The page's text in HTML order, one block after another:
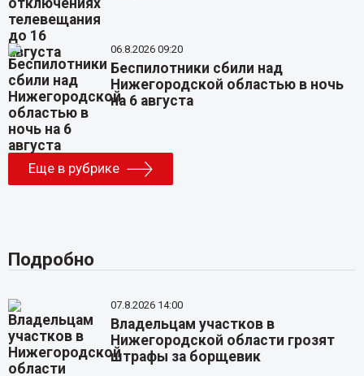
06.8.2026 09:20
Беспилотники сбили над
Нижегородской областью в ночь
на 6 августа
Еще в рубрике
Подробно
07.8.2026 14:00
Владельцам участков в
Нижегородской области грозят
штрафы за борщевик